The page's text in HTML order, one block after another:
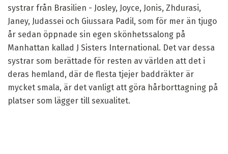
systrar från Brasilien - Josley, Joyce, Jonis, Zhdurasi,
Janey, Judassei och Giussara Padil, som för mer än tjugo
år sedan öppnade sin egen skönhetssalong på
Manhattan kallad J Sisters International. Det var dessa
systrar som berättade för resten av världen att det i
deras hemland, där de flesta tjejer baddräkter är
mycket smala, är det vanligt att göra hårborttagning på
platser som lägger till sexualitet.